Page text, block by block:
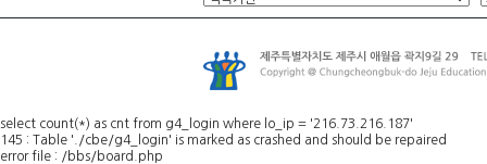
select count(*) as cnt from g4_login where lo_ip = '216.73.216.187'
145 : Table './cbe/g4_login' is marked as crashed and should be repaired
error file : /bbs/board.php